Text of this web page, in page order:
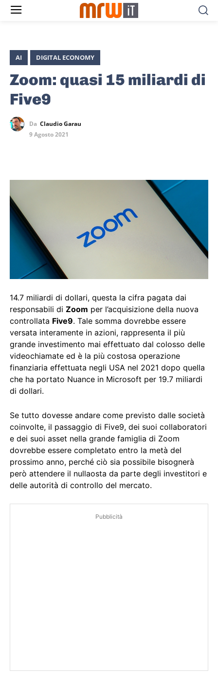
AI DIGITAL ECONOMY
Zoom: quasi 15 miliardi di
Five9
Da Claudio Garau
9 Agosto 2021
14.7 miliardi di dollari, questa la cifra pagata dai
responsabili di Zoom per l’acquisizione della nuova
controllata Five9. Tale somma dovrebbe essere
versata interamente in azioni, rappresenta il più
grande investimento mai effettuato dal colosso delle
videochiamate ed è la più costosa operazione
finanziaria effettuata negli USA nel 2021 dopo quella
che ha portato Nuance in Microsoft per 19.7 miliardi
di dollari.
Se tutto dovesse andare come previsto dalle società
coinvolte, il passaggio di Five9, dei suoi collaboratori
e dei suoi asset nella grande famiglia di Zoom
dovrebbe essere completato entro la metà del
prossimo anno, perché ciò sia possibile bisognerà
però attendere il nullaosta da parte degli investitori e
delle autorità di controllo del mercato.
Pubblicità